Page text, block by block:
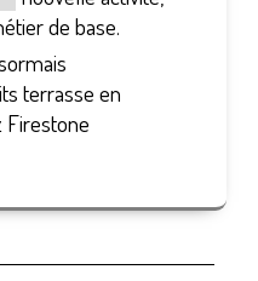
de base.
terrasse en
Firestone